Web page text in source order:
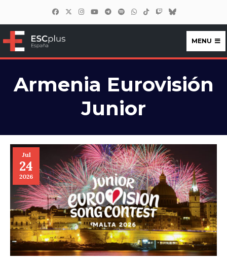
ESCplus España
MENU
Armenia Eurovisión
Junior
Jul
24
2026